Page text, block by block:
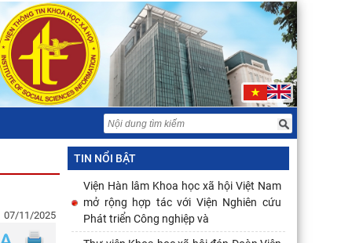
07/11/2025
TIN NỔI BẬT
Viện Hàn lâm Khoa học xã hội Việt Nam
mở rộng hợp tác với Viện Nghiên cứu
Phát triển Công nghiệp và